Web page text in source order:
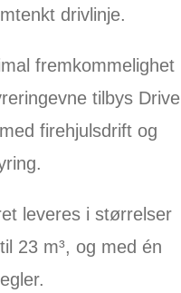
drivlinje.
fremkommelighet
tilbys Drive
firehjulsdrift og
leveres i størrelser
23 m³, og med én